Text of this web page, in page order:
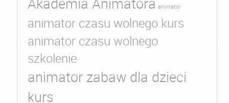
animator
animator czasu wolnego kurs
animator czasu wolnego
szkolenie
animator zabaw dla dzieci
kurs